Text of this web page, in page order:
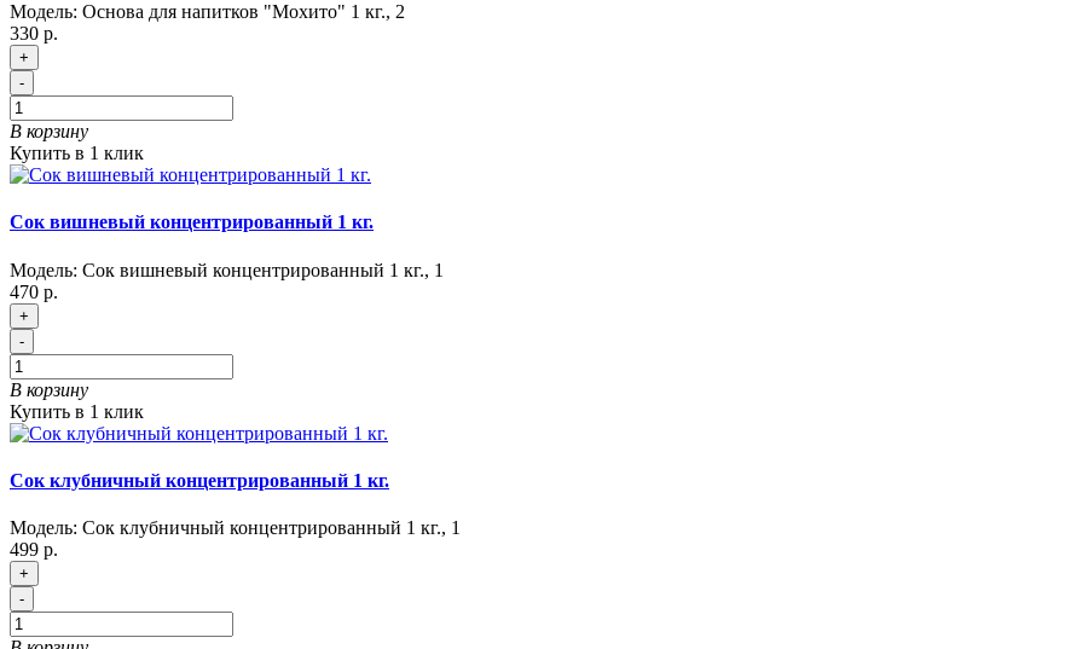
Модель: Основа для напитков "Мохито" 1 кг., 2
330 р.
+
-
В корзину
Купить в 1 клик
Сок вишневый концентрированный 1 кг.
Модель: Сок вишневый концентрированный 1 кг., 1
470 р.
+
-
В корзину
Купить в 1 клик
Сок клубничный концентрированный 1 кг.
Модель: Сок клубничный концентрированный 1 кг., 1
499 р.
+
-